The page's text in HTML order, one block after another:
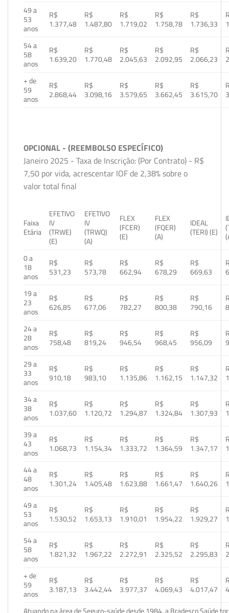
49 a
53
anos
R$
1.377,48
R$
1.487,80
R$
1.719,02
R$
1.758,78
R$
1.736,33
54 a
58
anos
R$
1.639,20
R$
1.770,48
R$
2.045,63
R$
2.092,95
R$
2.066,23
+ de
59
anos
R$
2.868,44
R$
3.098,16
R$
3.579,65
R$
3.662,45
R$
3.615,70
OPCIONAL - (REEMBOLSO ESPECÍFICO)
Janeiro 2025 - Taxa de Inscrição: (Por Contrato) - R$
7,50 por vida, acrescentar IOF de 2,38% sobre o
valor total final
Faixa
Etária
EFETIVO
IV
(TRWE)
(E)
EFETIVO
IV
(TRWQ)
(A)
FLEX
(FCER)
(E)
FLEX
(FQER)
(A)
IDEAL
(TERI) (E)
0 a
18
anos
R$
531,23
R$
573,78
R$
662,94
R$
678,29
R$
669,63
19 a
23
anos
R$
626,85
R$
677,06
R$
782,27
R$
800,38
R$
790,16
24 a
28
anos
R$
758,48
R$
819,24
R$
946,54
R$
968,45
R$
956,09
29 a
33
anos
R$
910,18
R$
983,10
R$
1.135,86
R$
1.162,15
R$
1.147,32
34 a
38
anos
R$
1.037,60
R$
1.120,72
R$
1.294,87
R$
1.324,84
R$
1.307,93
39 a
43
anos
R$
1.068,73
R$
1.154,34
R$
1.333,72
R$
1.364,59
R$
1.347,17
44 a
48
anos
R$
1.301,24
R$
1.405,48
R$
1.623,88
R$
1.661,47
R$
1.640,26
49 a
53
anos
R$
1.530,52
R$
1.653,13
R$
1.910,01
R$
1.954,22
R$
1.929,27
54 a
58
anos
R$
1.821,32
R$
1.967,22
R$
2.272,91
R$
2.325,52
R$
2.295,83
+ de
59
anos
R$
3.187,13
R$
3.442,44
R$
3.977,37
R$
4.069,43
R$
4.017,47